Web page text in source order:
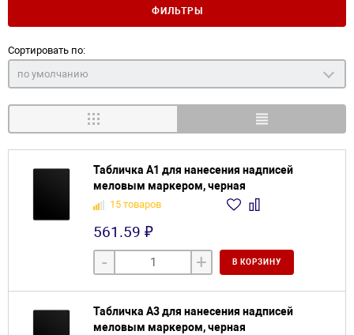
ФИЛЬТРЫ
Сортировать по:
по умолчанию
Табличка А1 для нанесения надписей
меловым маркером, черная
15 товаров
561.59 ₽
- + В КОРЗИНУ
Табличка А3 для нанесения надписей
меловым маркером, черная